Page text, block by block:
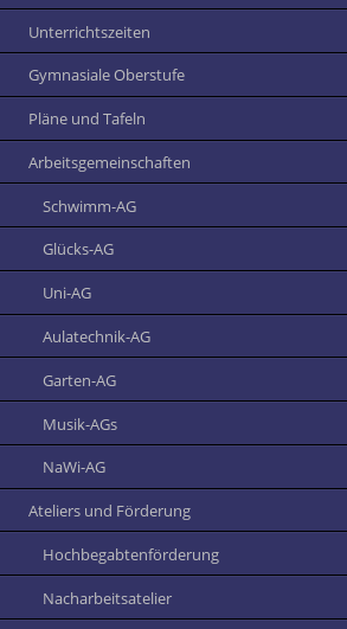
Unterrichtszeiten
Gymnasiale Oberstufe
Pläne und Tafeln
Arbeitsgemeinschaften
Schwimm-AG
Glücks-AG
Uni-AG
Aulatechnik-AG
Garten-AG
Musik-AGs
NaWi-AG
Ateliers und Förderung
Hochbegabtenförderung
Nacharbeitsatelier